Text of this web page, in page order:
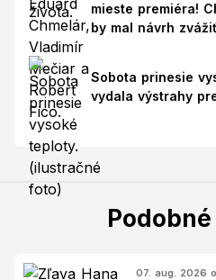
mieste premiéra!
by mal návrh
Sobota prinesie
vydala výstrahy
07. aug. 2026